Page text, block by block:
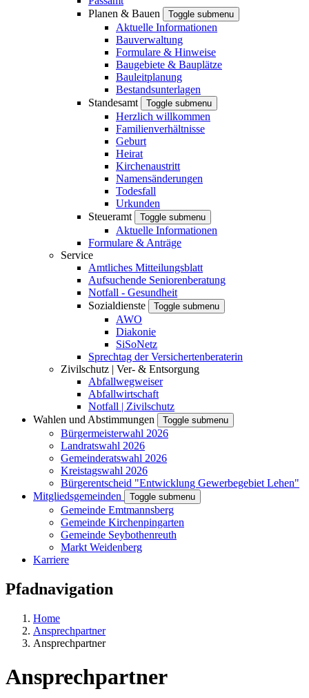
Planen & Bauen
Toggle submenu
Aktuelle Informationen
Bauverwaltung
Formulare & Hinweise
Baugebiete & Bauplätze
Bauleitplanung
Bestandsunterlagen
Standesamt
Toggle submenu
Herzlich willkommen
Familienverhältnisse
Geburt
Heirat
Kirchenaustritt
Namensänderungen
Todesfall
Urkunden
Steueramt
Toggle submenu
Aktuelle Informationen
Formulare & Anträge
Service
Amtliches Mitteilungsblatt
Aufsuchende Seniorenberatung
Notfall - Gesundheit
Sozialdienste
Toggle submenu
AWO
Diakonie
SiSoNetz
Sprechtag der Versichertenberaterin
Zivilschutz | Ver- & Entsorgung
Abfallwegweiser
Abfallwirtschaft
Notfall | Zivilschutz
Wahlen und Abstimmungen
Toggle submenu
Bürgermeisterwahl 2026
Landratswahl 2026
Gemeinderatswahl 2026
Kreistagswahl 2026
Bürgerentscheid "Entwicklung Gewerbegebiet Lehen"
Mitgliedsgemeinden
Toggle submenu
Gemeinde Emtmannsberg
Gemeinde Kirchenpingarten
Gemeinde Seybothenreuth
Markt Weidenberg
Karriere
Pfadnavigation
Home
Ansprechpartner
Ansprechpartner
Ansprechpartner